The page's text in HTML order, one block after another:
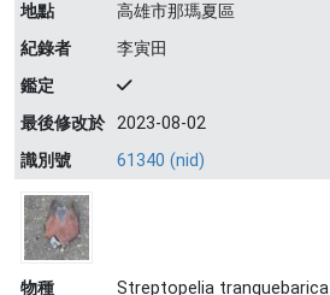
地點
高雄市那瑪夏區
紀錄者
李寅田
鑑定
最後修改於 2023-08-02
識別號
61340 (nid)
物種
Streptopelia tranquebarica